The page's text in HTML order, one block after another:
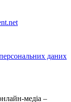
даних
медіа –